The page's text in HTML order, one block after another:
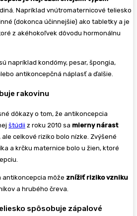
Napríklad vnútromaternicové teliesko
(dokonca účinnejšie) ako tabletky a je
z akéhokoľvek dôvodu hormonálnu
napríklad kondómy, pesar, špongia,
antikoncepčná náplasť a ďalšie.
rakovinu
dôkazy o tom, že antikoncepcia
štúdii z roku 2010 sa mierny nárast
ale celkové riziko bolo nízke. Zvýšené
a krčku maternice bolo u žien, ktoré
antikoncepcia môže znížiť riziko vzniku
a hrubého čreva.
spôsobuje zápalové